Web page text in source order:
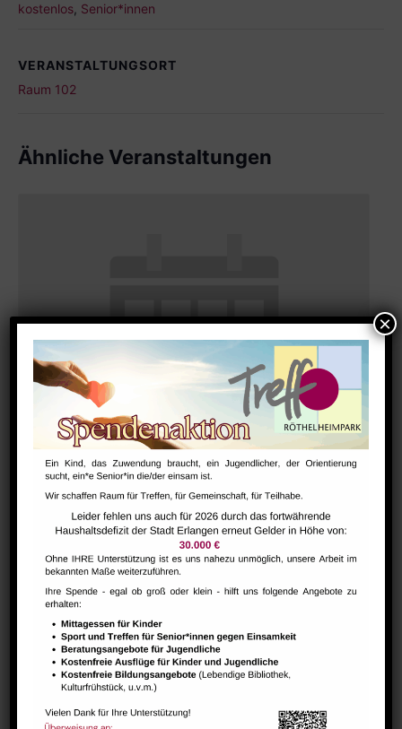
kostenlos Senior*innen
VERANSTALTUNGSORT
Raum 102
Ähnliche Veranstaltungen
Bharathanatiyam Kindertanzgruppe
August 9 @ 10:00
12:00